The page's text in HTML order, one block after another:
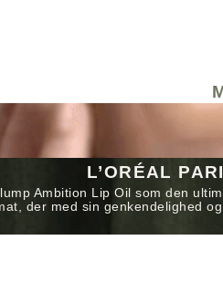
L’ORÉAL
Ambition Lip Oil som den
der med sin genkendelighed